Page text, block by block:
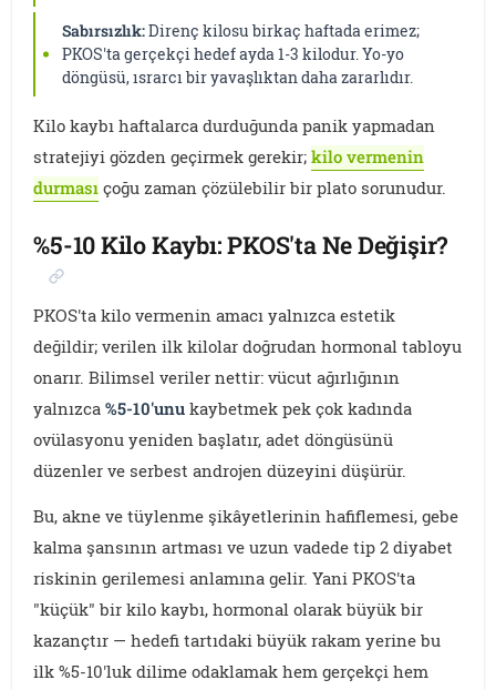
Sabırsızlık:Direnç kilosu birkaç haftada erimez;
PKOS'ta gerçekçi hedef ayda 1-3 kilodur. Yo-yo
döngüsü, ısrarcı bir yavaşlıktan daha zararlıdır.
Kilo kaybı haftalarca durduğunda panik yapmadan
stratejiyi gözden geçirmek gerekir;kilo vermenin
durması çoğu zaman çözülebilir bir plato sorunudur.
%5-10 Kilo Kaybı: PKOS'ta Ne Değişir?
PKOS'ta kilo vermenin amacı yalnızca estetik
değildir; verilen ilk kilolar doğrudan hormonal tabloyu
onarır. Bilimsel veriler nettir: vücut ağırlığının
yalnızca%5-10'unu kaybetmek pek çok kadında
ovülasyonu yeniden başlatır, adet döngüsünü
düzenler ve serbest androjen düzeyini düşürür.
Bu, akne ve tüylenme şikâyetlerinin hafiflemesi, gebe
kalma şansının artması ve uzun vadede tip 2 diyabet
riskinin gerilemesi anlamına gelir. Yani PKOS'ta
"küçük" bir kilo kaybı, hormonal olarak büyük bir
kazançtır — hedefi tartıdaki büyük rakam yerine bu
ilk %5-10'luk dilime odaklamak hem gerçekçi hem